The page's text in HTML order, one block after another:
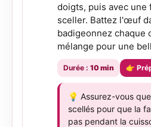
doigts, puis avec
sceller. Battez l'œuf
badigeonnez chaque
mélange pour une
Durée : 10 min 👉
💡 Assurez-vous
scellés pour que la
pas pendant la